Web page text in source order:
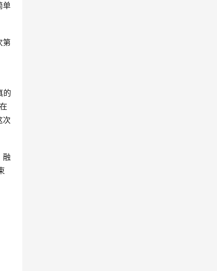
单
第
的
次
融